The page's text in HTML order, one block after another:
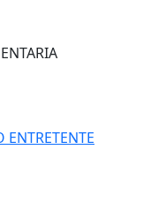
ENTRETENTE